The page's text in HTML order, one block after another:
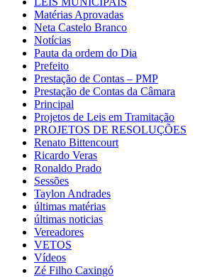
Matérias Aprovadas
Neta Castelo Branco
Notícias
Pauta da ordem do Dia
Prefeito
Prestação de Contas – PMP
Prestação de Contas da Câmara
Principal
Projetos de Leis em Tramitação
PROJETOS DE RESOLUÇÕES
Renato Bittencourt
Ricardo Veras
Ronaldo Prado
Sessões
Taylon Andrades
últimas matérias
últimas noticias
Vereadores
VETOS
Vídeos
Zé Filho Caxingó